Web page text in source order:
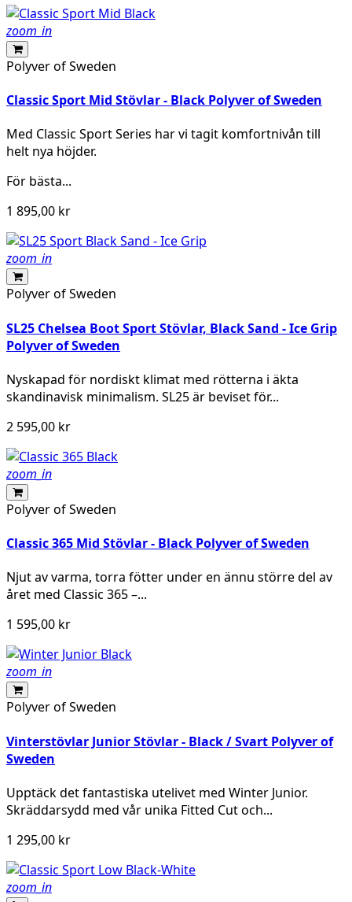
zoom_in
Polyver of Sweden
Classic Sport Mid Stövlar - Black Polyver of Sweden
Med Classic Sport Series har vi tagit komfortnivån till
helt nya höjder.
För bästa...
1 895,00 kr
zoom_in
Polyver of Sweden
SL25 Chelsea Boot Sport Stövlar, Black Sand - Ice Grip
Polyver of Sweden
Nyskapad för nordiskt klimat med rötterna i äkta
skandinavisk minimalism. SL25 är beviset för...
2 595,00 kr
zoom_in
Polyver of Sweden
Classic 365 Mid Stövlar - Black Polyver of Sweden
Njut av varma, torra fötter under en ännu större del av
året med Classic 365 –...
1 595,00 kr
zoom_in
Polyver of Sweden
Vinterstövlar Junior Stövlar - Black / Svart Polyver of
Sweden
Upptäck det fantastiska utelivet med Winter Junior.
Skräddarsydd med vår unika Fitted Cut och...
1 295,00 kr
zoom_in